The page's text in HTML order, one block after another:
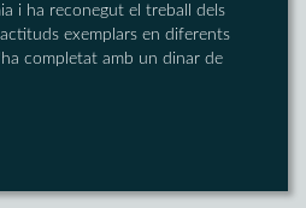
i ha reconegut el treball dels
exemplars en diferents
completat amb un dinar de